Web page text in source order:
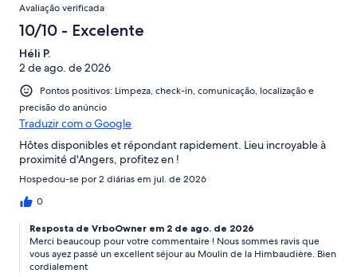
Avaliação verificada
10/10 - Excelente
Héli P.
2 de ago. de 2026
Pontos positivos: Limpeza, check-in, comunicação, localização e
precisão do anúncio
Traduzir com o Google
Hôtes disponibles et répondant rapidement. Lieu incroyable à
proximité d'Angers, profitez en !
Hospedou-se por 2 diárias em jul. de 2026
0
Resposta de VrboOwner em 2 de ago. de 2026
Merci beaucoup pour votre commentaire ! Nous sommes ravis que
vous ayez passé un excellent séjour au Moulin de la Himbaudière. Bien
cordialement